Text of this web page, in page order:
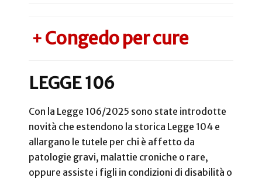
+Congedo per cure
LEGGE 106
Con la Legge 106/2025 sono state introdotte
novità che estendono la storica Legge 104 e
allargano le tutele per chi è affetto da
patologie gravi, malattie croniche o rare,
oppure assiste i figli in condizioni di disabilità o